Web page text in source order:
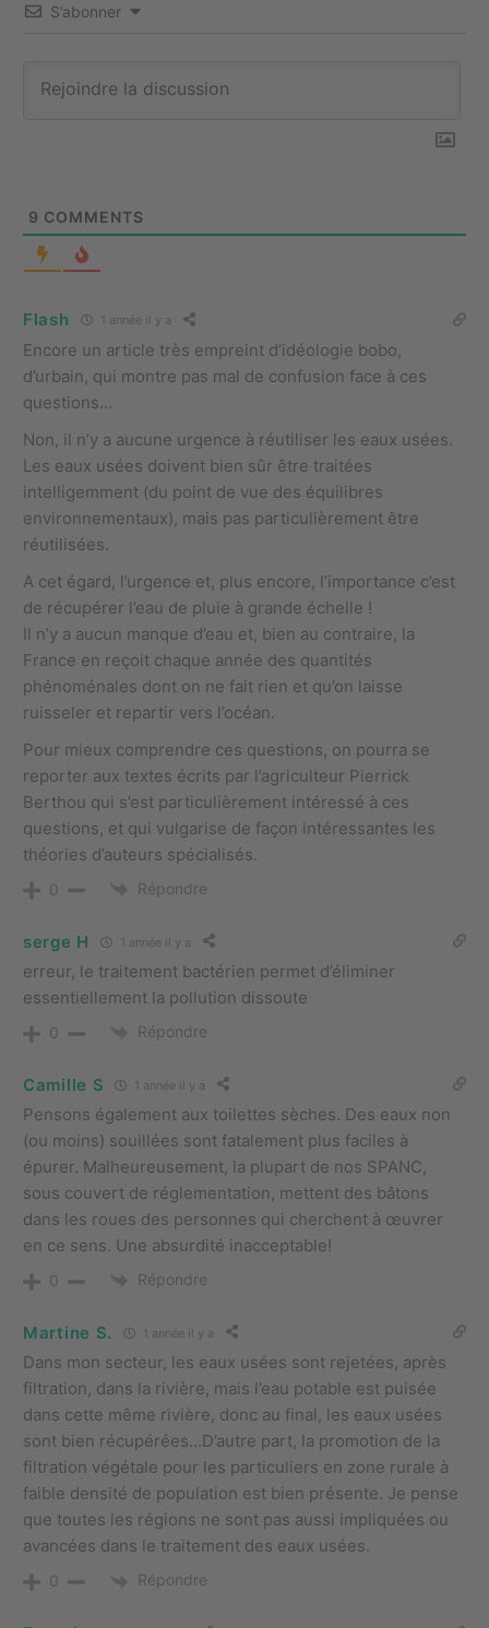
S’abonner
9 COMMENTS
Flash 1 année il y a
Encore un article très empreint d’idéologie bobo,
d’urbain, qui montre pas mal de confusion face à ces
questions…
Non, il n’y a aucune urgence à réutiliser les eaux usées.
Les eaux usées doivent bien sûr être traitées
intelligemment (du point de vue des équilibres
environnementaux), mais pas particulièrement être
réutilisées.
A cet égard, l’urgence et, plus encore, l’importance c’est
de récupérer l’eau de pluie à grande échelle !
Il n’y a aucun manque d’eau et, bien au contraire, la
France en reçoit chaque année des quantités
phénoménales dont on ne fait rien et qu’on laisse
ruisseler et repartir vers l’océan.
Pour mieux comprendre ces questions, on pourra se
reporter aux textes écrits par l’agriculteur Pierrick
Berthou qui s’est particulièrement intéressé à ces
questions, et qui vulgarise de façon intéressantes les
théories d’auteurs spécialisés.
0 Répondre
serge H 1 année il y a
erreur, le traitement bactérien permet d’éliminer
essentiellement la pollution dissoute
0 Répondre
Camille S 1 année il y a
Pensons également aux toilettes sèches. Des eaux non
(ou moins) souillées sont fatalement plus faciles à
épurer. Malheureusement, la plupart de nos SPANC,
sous couvert de réglementation, mettent des bâtons
dans les roues des personnes qui cherchent à œuvrer
en ce sens. Une absurdité inacceptable!
0 Répondre
Martine S. 1 année il y a
Dans mon secteur, les eaux usées sont rejetées, après
filtration, dans la rivière, mais l’eau potable est puisée
dans cette même rivière, donc au final, les eaux usées
sont bien récupérées…D’autre part, la promotion de la
filtration végétale pour les particuliers en zone rurale à
faible densité de population est bien présente. Je pense
que toutes les régions ne sont pas aussi impliquées ou
avancées dans le traitement des eaux usées.
0 Répondre